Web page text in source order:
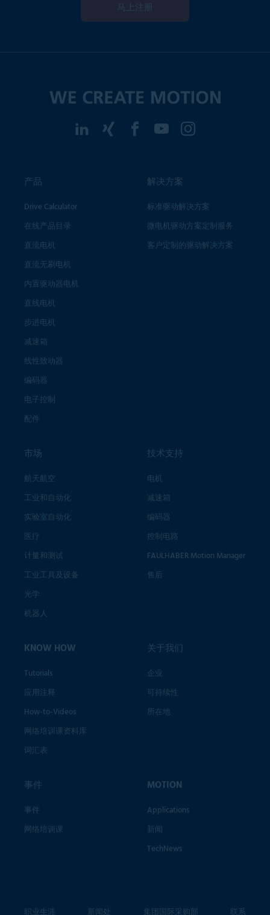
马上注册
产品
Drive Calculator
在线产品目录
直流电机
直流无刷电机
内置驱动器电机
直线电机
步进电机
减速箱
线性致动器
编码器
电子控制
配件
解决方案
标准驱动解决方案
微电机驱动方案定制服务
客户定制的驱动解决方案
市场
航天航空
工业和自动化
实验室自动化
医疗
计量和测试
工业工具及设备
光学
机器人
技术支持
电机
减速箱
编码器
控制电路
FAULHABER Motion Manager
售后
KNOW HOW
Tutorials
应用注释
How-to-Videos
网络培训课资料库
词汇表
关于我们
企业
可持续性
所在地
事件
事件
网络培训课
MOTION
Applications
新闻
TechNews
职业生涯 新闻处 集团国际采购部 联系